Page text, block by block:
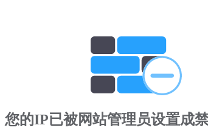
您的IP已被网站管理员设置成